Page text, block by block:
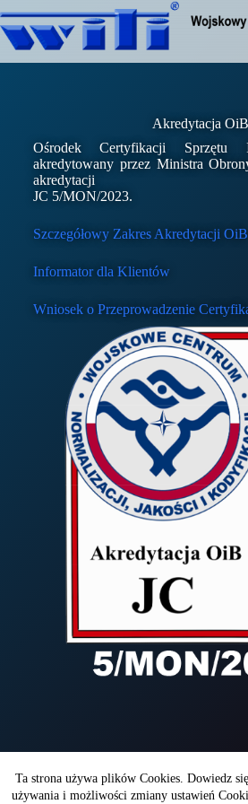
Ta strona używa plików Cookies. Dowiedz
używania i możliwości zmiany ustawień
Akredytacja OiB
Ośrodek Certyfikacji Sprzętu
akredytowany przez Ministra
akredytacji
JC 5/MON/2023.
Szczegółowy Zakres Akredytacji OiB
Informator dla Klientów
Wniosek o Przeprowadzenie